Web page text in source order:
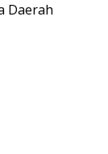
Daerah